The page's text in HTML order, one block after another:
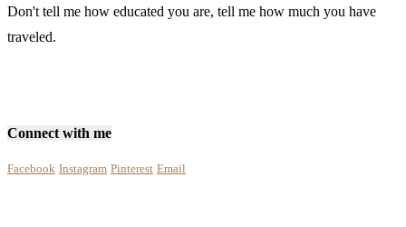
Don't tell me how educated you are, tell me how much you have
traveled.
Connect with me
Facebook Instagram Pinterest Email